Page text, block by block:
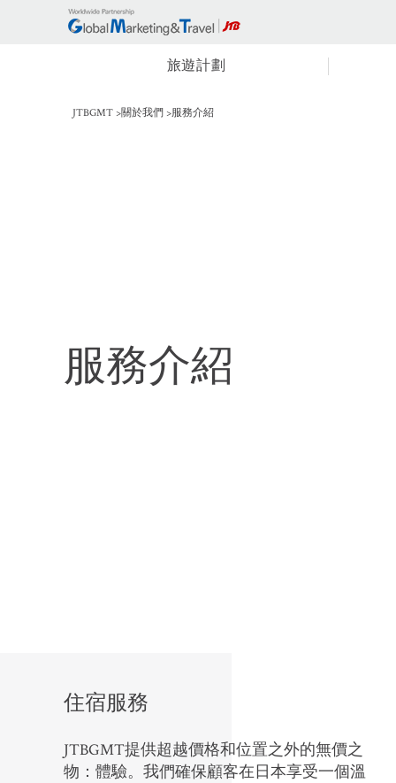
旅遊計劃
JTBGMT 關於我們 服務介紹
服務介紹
住宿服務
JTBGMT提供超越價格和位置之外的無價之
物：體驗。我們確保顧客在日本享受一個溫